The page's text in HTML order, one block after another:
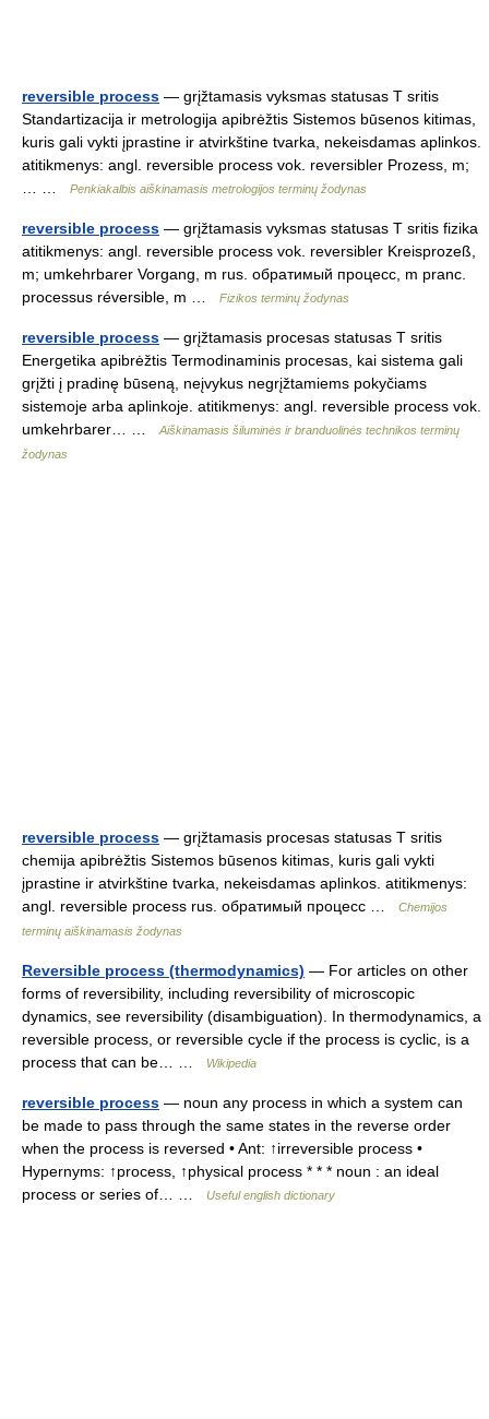
reversible process — grįžtamasis vyksmas statusas T sritis
Standartizacija ir metrologija apibrėžtis Sistemos būsenos kitimas,
kuris gali vykti įprastine ir atvirkštine tvarka, nekeisdamas aplinkos.
atitikmenys: angl. reversible process vok. reversibler Prozess, m;
Penkiakalbis aiškinamasis metrologijos terminų žodynas
reversible process — grįžtamasis vyksmas statusas T sritis fizika
atitikmenys: angl. reversible process vok. reversibler Kreisprozeß,
m; umkehrbarer Vorgang, m rus. обратимый процесс, m pranc.
processus réversible, m …
Fizikos terminų žodynas
reversible process — grįžtamasis procesas statusas T sritis
Energetika apibrėžtis Termodinaminis procesas, kai sistema gali
grįžti į pradinę būseną, neįvykus negrįžtamiems pokyčiams
sistemoje arba aplinkoje. atitikmenys: angl. reversible process vok.
umkehrbarer… …
Aiškinamasis šiluminės ir branduolinės technikos terminų
žodynas
reversible process — grįžtamasis procesas statusas T sritis
chemija apibrėžtis Sistemos būsenos kitimas, kuris gali vykti
įprastine ir atvirkštine tvarka, nekeisdamas aplinkos. atitikmenys:
angl. reversible process rus. обратимый процесс …
Chemijos
terminų aiškinamasis žodynas
Reversible process (thermodynamics) — For articles on other
forms of reversibility, including reversibility of microscopic
dynamics, see reversibility (disambiguation). In thermodynamics, a
reversible process, or reversible cycle if the process is cyclic, is a
process that can be… …
Wikipedia
reversible process — noun any process in which a system can
be made to pass through the same states in the reverse order
when the process is reversed • Ant: ↑irreversible process •
Hypernyms: ↑process, ↑physical process * * * noun : an ideal
process or series of… …
Useful english dictionary